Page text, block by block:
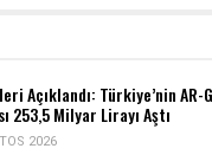
Açıklandı: Türkiye’nin AR-
253,5 Milyar Lirayı Aştı
2026